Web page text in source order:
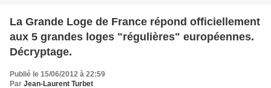
La Grande Loge de France répond officiellement
aux 5 grandes loges "régulières" européennes.
Décryptage.
Publié le 15/06/2012 à 22:59
Par Jean-Laurent Turbet